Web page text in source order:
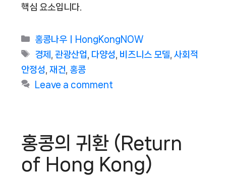
핵심 요소입니다.
Categories
홍콩나우ㅣHongKongNOW
Tags
경제 ,관광산업 다양성 비즈니스 모델 ,사회적
안정성 재건 홍콩
Leave a comment
홍콩의 귀환 (Return
of Hong Kong)